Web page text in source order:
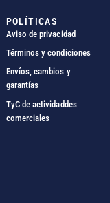
POLÍTICAS
Aviso de privacidad
Términos y condiciones
Envíos, cambios y
garantías
TyC de actividaddes
comerciales